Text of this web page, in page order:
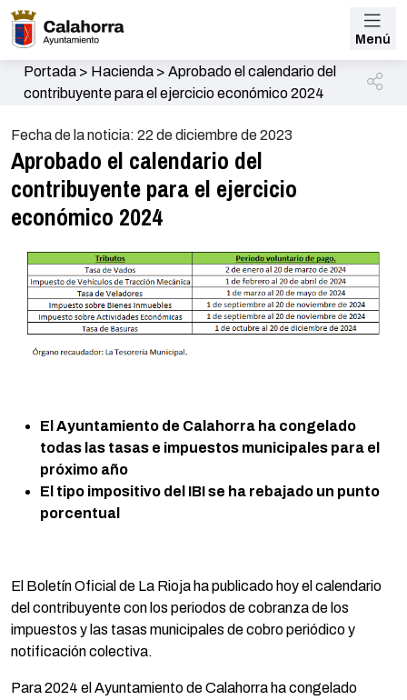
Menú
Portada> Hacienda> Aprobado el calendario del
contribuyente para el ejercicio económico 2024
Fecha de la noticia: 22 de diciembre de 2023
Aprobado el calendario del
contribuyente para el ejercicio
económico 2024
El Ayuntamiento de Calahorra ha congelado
todas las tasas e impuestos municipales para el
próximo año
El tipo impositivo del IBI se ha rebajado un punto
porcentual
El Boletín Oficial de La Rioja ha publicado hoy el calendario
del contribuyente con los periodos de cobranza de los
impuestos y las tasas municipales de cobro periódico y
notificación colectiva.
Para 2024 el Ayuntamiento de Calahorra ha congelado